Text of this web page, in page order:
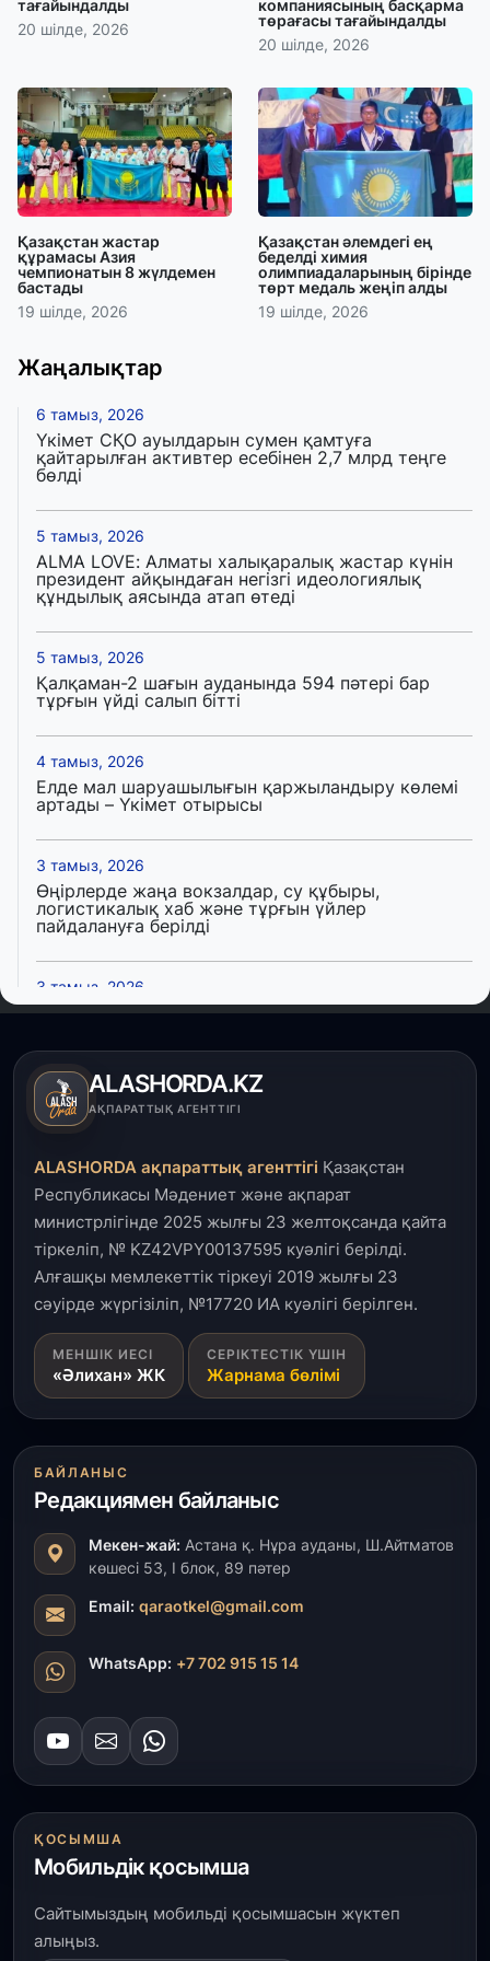
тағайындалды
20 шілде, 2026
компаниясының басқарма
төрағасы тағайындалды
20 шілде, 2026
Қазақстан жастар
құрамасы Азия
чемпионатын 8 жүлдемен
бастады
19 шілде, 2026
Қазақстан әлемдегі ең
беделді химия
олимпиадаларының бірінде
төрт медаль жеңіп алды
19 шілде, 2026
Жаңалықтар
6 тамыз, 2026
Үкімет СҚО ауылдарын сумен қамтуға
қайтарылған активтер есебінен 2,7 млрд теңге
бөлді
5 тамыз, 2026
ALMA LOVE: Алматы халықаралық жастар күнін
президент айқындаған негізгі идеологиялық
құндылық аясында атап өтеді
5 тамыз, 2026
Қалқаман-2 шағын ауданында 594 пәтері бар
тұрғын үйді салып бітті
4 тамыз, 2026
Елде мал шаруашылығын қаржыландыру көлемі
артады – Үкімет отырысы
3 тамыз, 2026
Өңірлерде жаңа вокзалдар, су құбыры,
логистикалық хаб және тұрғын үйлер
пайдалануға берілді
3 тамыз, 2026
Қызылордада 300 орындық аурухана,
салынып жатыр
1 тамыз, 2026
31 шілде, 2026
Ақмола облысындағы кездесуде кәсіпкерлер мен
ұстаздар «Әділет» партиясына өз ұсыныстарын
айтты
31 шілде, 2026
ҚР Президенті Орталық Азия елдеріне
ұзақмерзімді ынтымақтастық жоспарын әзірлеуді
ұсынды
«Ауыл аманаты»: Түркістанда 30,2 млрд теңгеге
4 223 жоба қаржыландырылды
31 шілде, 2026
толық ауыз сумен қамтылды
30 шілде, 2026
Түркістанда «Арыс-2» және Темір ауылының
30 шілде, 2026
Қордайлық қыз-келіншектер ұлттық нақыштағы
креативті бұйымдар шығаруда
29 шілде, 2026
акциясы өтті
ALASHORDA.KZ
АҚПАРАТТЫҚ АГЕНТТІГІ
ALASHORDA ақпараттық агенттігі Қазақстан
Республикасы Мәдениет және ақпарат
министрлігінде 2025 жылғы 23 желтоқсанда қайта
тіркеліп, № KZ42VPY00137595 куәлігі берілді.
Алғашқы мемлекеттік тіркеуі 2019 жылғы 23
сәуірде жүргізіліп, №17720 ИА куәлігі берілген.
МЕНШІК ИЕСІ
«Әлихан» ЖК
СЕРІКТЕСТІК ҮШІН
Жарнама бөлімі
БАЙЛАНЫС
Редакциямен байланыс
Мекен-жай: Астана қ. Нұра ауданы, Ш.Айтматов
көшесі 53, І блок, 89 пәтер
Email: qaraotkel@gmail.com
WhatsApp: +7 702 915 15 14
ҚОСЫМША
Мобильдік қосымша
Сайтымыздың мобильді қосымшасын жүктеп
алыңыз.